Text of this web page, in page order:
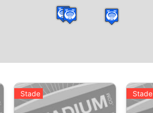
Stade Stade